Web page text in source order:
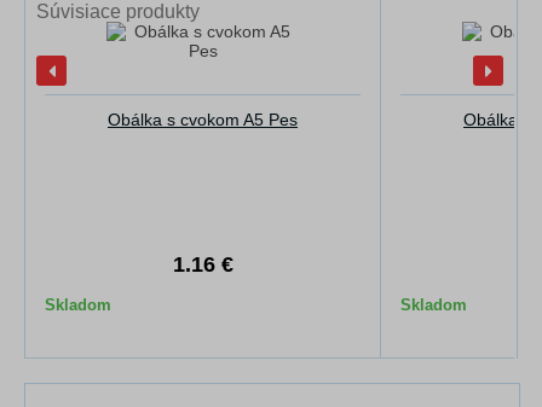
Súvisiace produkty
Obálka s cvokom A5 Pes
1.16 €
Skladom
Obálka s
Skladom